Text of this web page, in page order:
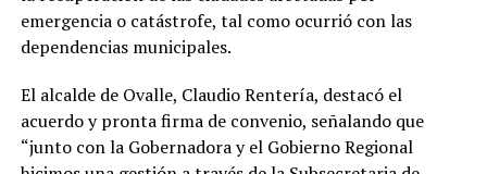
emergencia o catástrofe, tal como ocurrió con las
dependencias municipales.
El alcalde de Ovalle, Claudio Rentería, destacó el
acuerdo y pronta firma de convenio, señalando que
“junto con la Gobernadora y el Gobierno Regional